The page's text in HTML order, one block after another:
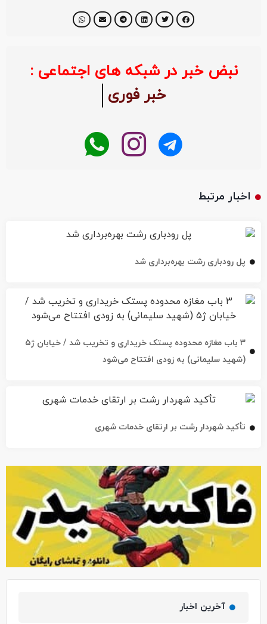
نبض خبر در شبکه های اجتماعی :
خبر فوری
اخبار مرتبط
پل رودباری رشت بهره‌برداری شد
۳ باب مغازه محدوده پستک خریداری و تخریب شد / خیابان ژ۵
(شهید سلیمانی) به زودی افتتاح می‌شود
تأکید شهردار رشت بر ارتقای خدمات شهری
آخرین اخبار